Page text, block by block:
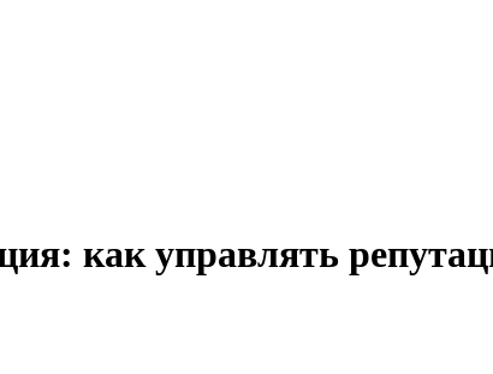
как управлять